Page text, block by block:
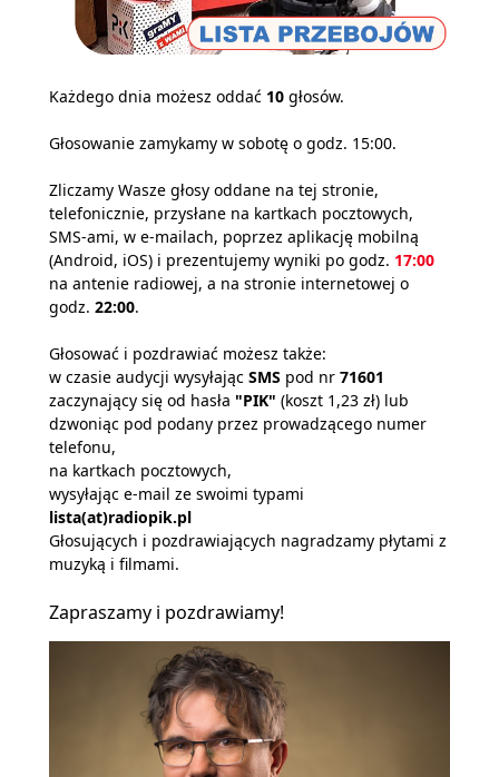
Każdego dnia możesz oddać 10 głosów.
Głosowanie zamykamy w sobotę o godz. 15:00.
Zliczamy Wasze głosy oddane na tej stronie,
telefonicznie, przysłane na kartkach pocztowych,
SMS-ami, w e-mailach, poprzez aplikację mobilną
(Android, iOS) i prezentujemy wyniki po godz. 17:00
na antenie radiowej, a na stronie internetowej o
godz. 22:00.
Głosować i pozdrawiać możesz także:
w czasie audycji wysyłając SMS pod nr 71601
zaczynający się od hasła "PIK" (koszt 1,23 zł) lub
dzwoniąc pod podany przez prowadzącego numer
telefonu,
na kartkach pocztowych,
wysyłając e-mail ze swoimi typami
lista(at)radiopik.pl
Głosujących i pozdrawiających nagradzamy płytami z
muzyką i filmami.
Zapraszamy i pozdrawiamy!